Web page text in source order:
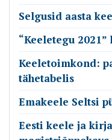
Selgusid aasta
“Keeletegu
Keeletoimkond:
tähetabelis
Emakeele Seltsi
Eesti keele ja